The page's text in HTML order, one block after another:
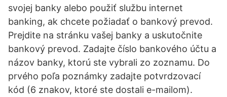
svojej banky alebo použiť službu internet
banking, ak chcete požiadať o bankový prevod.
Prejdite na stránku vašej banky a uskutočnite
bankový prevod. Zadajte číslo bankového účtu a
názov banky, ktorú ste vybrali zo zoznamu. Do
prvého poľa poznámky zadajte potvrdzovací
kód (6 znakov, ktoré ste dostali e-mailom).